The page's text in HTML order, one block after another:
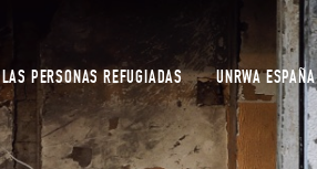
LAS PERSONAS REFUGIADAS UNRWA ESPAÑA